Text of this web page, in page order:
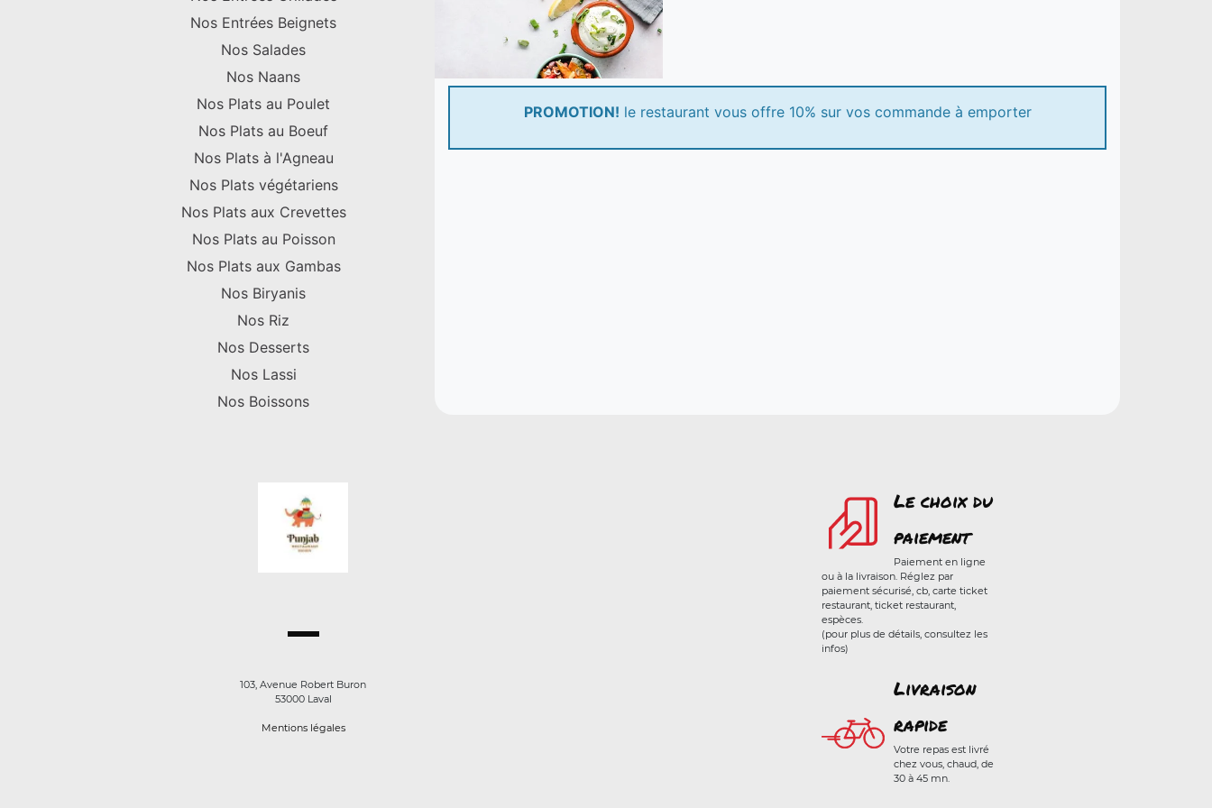
Nos Entrées Beignets
Nos Salades
Nos Naans
Nos Plats au Poulet
Nos Plats au Boeuf
Nos Plats à l'Agneau
Nos Plats végétariens
Nos Plats aux Crevettes
Nos Plats au Poisson
Nos Plats aux Gambas
Nos Biryanis
Nos Riz
Nos Desserts
Nos Lassi
Nos Boissons
PROMOTION! le restaurant vous offre 10% sur vos commande à emporter
103, Avenue Robert Buron
53000 Laval
Mentions légales
Le choix du
paiement
Paiement en ligne
ou à la livraison. Réglez par
paiement sécurisé, cb, carte ticket
restaurant, ticket restaurant,
espèces.
(pour plus de détails, consultez les
infos)
Livraison
rapide
Votre repas est livré
chez vous, chaud, de
30 à 45 mn.